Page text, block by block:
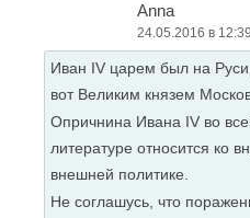
Anna
24.05.2016 в 12:39
Иван IV царем был на
вот Великим князем
Опричнина Ивана IV во
литературе относится ко
внешней политике.
Не соглашусь, что